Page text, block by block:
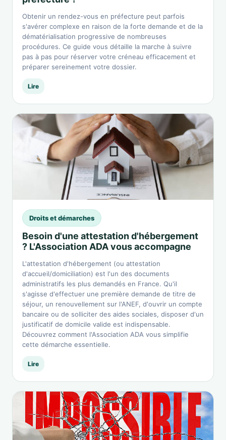
Obtenir un rendez-vous en préfecture peut parfois
s'avérer complexe en raison de la forte demande et de la
dématérialisation progressive de nombreuses
procédures. Ce guide vous détaille la marche à suivre
pas à pas pour réserver votre créneau efficacement et
préparer sereinement votre dossier.
Lire
Droits et démarches
Besoin d'une attestation d'hébergement
? L'Association ADA vous accompagne
L'attestation d'hébergement (ou attestation
d'accueil/domiciliation) est l'un des documents
administratifs les plus demandés en France. Qu'il
s'agisse d'effectuer une première demande de titre de
séjour, un renouvellement sur l'ANEF, d'ouvrir un compte
bancaire ou de solliciter des aides sociales, disposer d'un
justificatif de domicile valide est indispensable.
Découvrez comment l'Association ADA vous simplifie
cette démarche essentielle.
Lire